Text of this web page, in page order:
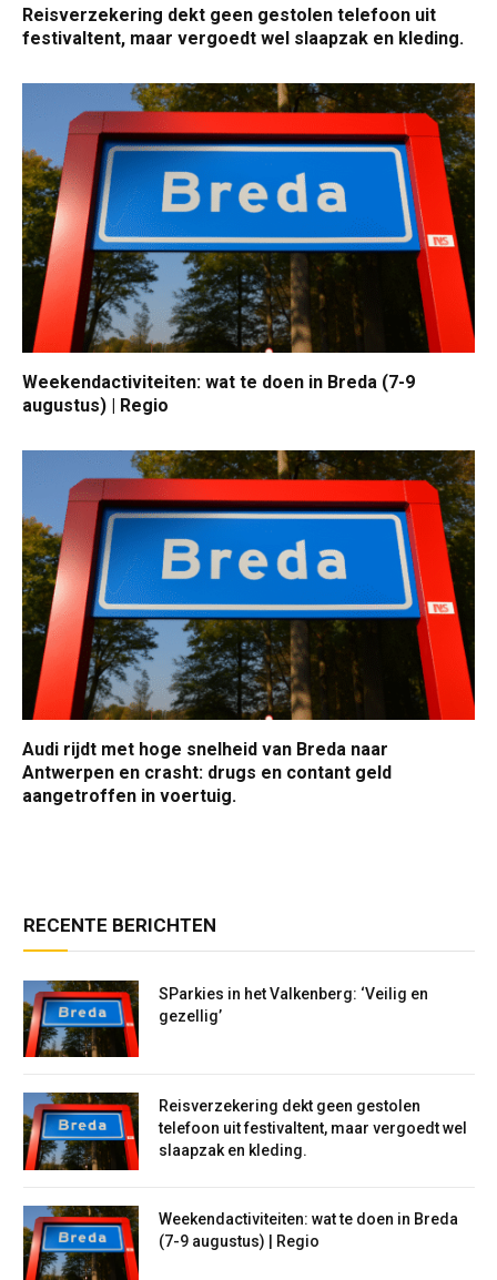
Reisverzekering dekt geen gestolen telefoon uit
festivaltent, maar vergoedt wel slaapzak en kleding.
Weekendactiviteiten: wat te doen in Breda (7-9
augustus) | Regio
Audi rijdt met hoge snelheid van Breda naar
Antwerpen en crasht: drugs en contant geld
aangetroffen in voertuig.
RECENTE BERICHTEN
SParkies in het Valkenberg: ‘Veilig en
gezellig’
Reisverzekering dekt geen gestolen
telefoon uit festivaltent, maar vergoedt wel
slaapzak en kleding.
Weekendactiviteiten: wat te doen in Breda
(7-9 augustus) | Regio